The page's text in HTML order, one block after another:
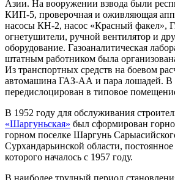
Азии. На вооружении взвода были
КИП-5, проверочная и оживляющая
насосы КН-2, насос «Красный факел»,
огнетушители, ручной вентилятор и
оборудование. Газоаналитическая
штатным работником была
Из транспортных средств на боевом
автомашина ГАЗ-АА и пара лошадей. В
передислоцирован в типовое
В 1952 году для обслуживания
«Шаргуньская» был сформирован
горном поселке Шаргунь
Сурхандарьинской области,
которого началось с 1957 году.
В наиболее трудный период